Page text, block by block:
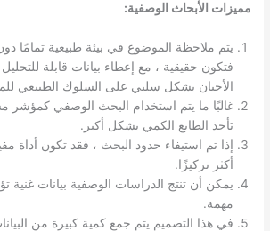
مميزات الأبحاث الوصفية:
يتم ملاحظة الموضوع في بيئة طبيعية تمامًا
فتكون حقيقية ، مع إعطاء بيانات قابلة
الأحيان بشكل سلبي على السلوك الطبيعي
غالبًا ما يتم استخدام البحث الوصفي كمؤشر
تأخذ الطابع الكمي بشكل أكبر.
إذا تم استيفاء حدود البحث ، فقد تكون أداة
أكثر تركيزًا.
يمكن أن تنتج الدراسات الوصفية بيانات غنية
مهمة.
في هذا التصميم يتم جمع كمية كبيرة من